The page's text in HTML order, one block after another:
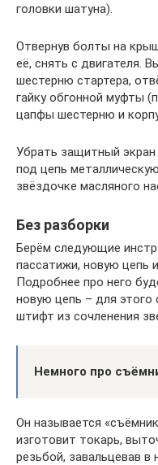
головки шатуна).
Отвернув болты на
её, снять с двигателя.
шестерню стартера,
гайку обгонной муфты
цапфы шестерню и
Убрать защитный
под цепь
звёздочке масляного
Без разборки
Берём следующие
пассатижи, новую цепь
Подробнее про него
новую цепь – для
штифт из сочленения
Немного про
Он называется
изготовит токарь,
резьбой, завальцевав